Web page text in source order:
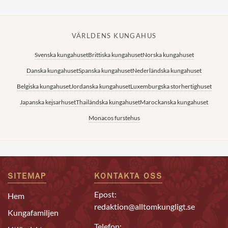
VÄRLDENS KUNGAHUS
Svenska kungahusetBrittiska kungahusetNorska kungahuset
Danska kungahusetSpanska kungahusetNederländska kungahuset
Belgiska kungahusetJordanska kungahusetLuxemburgska storhertighuset
Japanska kejsarhusetThailändska kungahusetMarockanska kungahuset
Monacos furstehus
SITEMAP
Hem
Kungafamiljen
KONTAKTA OSS
Epost:
redaktion@alltomkungligt.se